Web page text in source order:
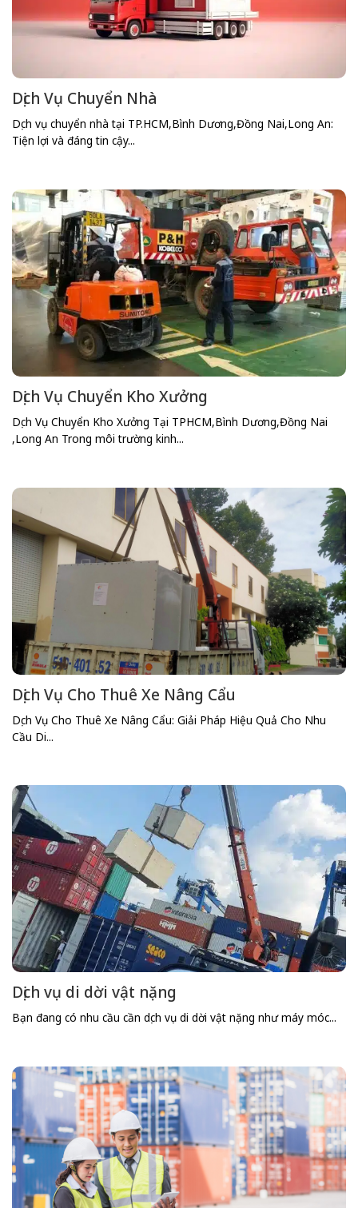
Dịch Vụ Chuyển Nhà
Dịch vụ chuyển nhà tại TP.HCM,Bình Dương,Đồng Nai,Long An:
Tiện lợi và đáng tin cậy...
Dịch Vụ Chuyển Kho Xưởng
Dịch Vụ Chuyển Kho Xưởng Tại TPHCM,Bình Dương,Đồng Nai
,Long An Trong môi trường kinh...
Dịch Vụ Cho Thuê Xe Nâng Cẩu
Dịch Vụ Cho Thuê Xe Nâng Cẩu: Giải Pháp Hiệu Quả Cho Nhu
Cầu Di...
Dịch vụ di dời vật nặng
Bạn đang có nhu cầu cần dịch vụ di dời vật nặng như máy móc...